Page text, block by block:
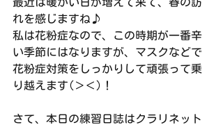
れを感じますね♪
私は花粉症なので、この時期が一番辛
い季節にはなりますが、マスクなどで
花粉症対策をしっかりして頑張って乗
り越えます(＞＜)！
さて、本日の練習日誌はクラリネット